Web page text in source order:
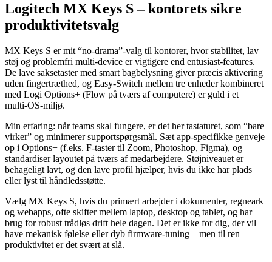
Logitech MX Keys S – kontorets sikre
produktivitetsvalg
MX Keys S er mit “no‑drama”-valg til kontorer, hvor stabilitet, lav
støj og problemfri multi‑device er vigtigere end entusiast-features.
De lave saksetaster med smart bagbelysning giver præcis aktivering
uden fingertræthed, og Easy‑Switch mellem tre enheder kombineret
med Logi Options+ (Flow på tværs af computere) er guld i et
multi‑OS-miljø.
Min erfaring: når teams skal fungere, er det her tastaturet, som “bare
virker” og minimerer supportspørgsmål. Sæt app-specifikke genveje
op i Options+ (f.eks. F-taster til Zoom, Photoshop, Figma), og
standardiser layoutet på tværs af medarbejdere. Støjniveauet er
behageligt lavt, og den lave profil hjælper, hvis du ikke har plads
eller lyst til håndledsstøtte.
Vælg MX Keys S, hvis du primært arbejder i dokumenter, regneark
og webapps, ofte skifter mellem laptop, desktop og tablet, og har
brug for robust trådløs drift hele dagen. Det er ikke for dig, der vil
have mekanisk følelse eller dyb firmware-tuning – men til ren
produktivitet er det svært at slå.